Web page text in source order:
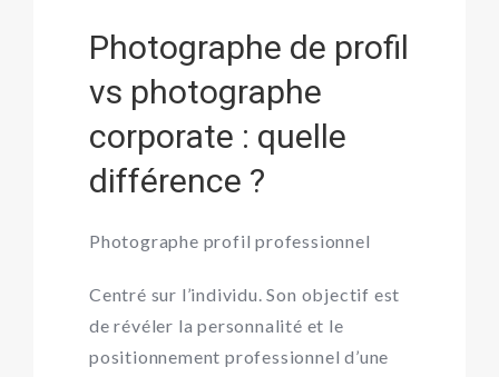
Photographe de profil
vs photographe
corporate : quelle
différence ?
Photographe profil professionnel
Centré sur l’individu. Son objectif est
de révéler la personnalité et le
positionnement professionnel d’une